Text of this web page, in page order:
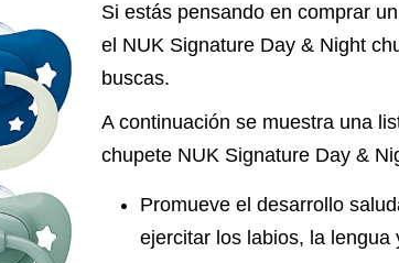
Si estás pensando en comprar
el NUK Signature Day & Night
buscas.
A continuación se muestra una
chupete NUK Signature Day &
Promueve el desarrollo
ejercitar los labios, la